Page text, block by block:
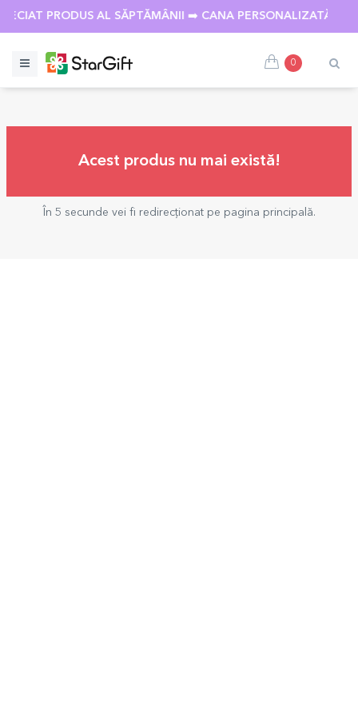
PRODUS AL SĂPTĂMÂNII ➡️ CANA PERSONALIZATĂ CU
0
Acest produs nu mai există!
În 5 secunde vei fi redirecționat pe pagina principală.